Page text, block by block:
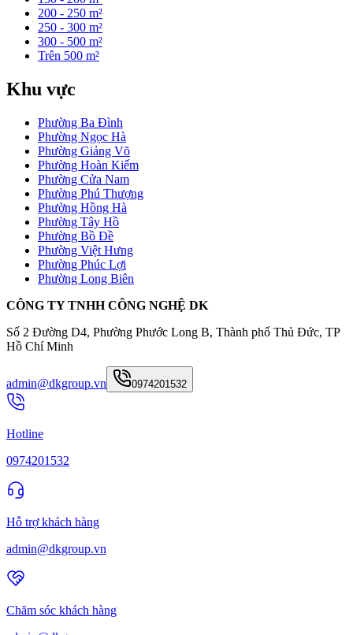
200 - 250 m²
250 - 300 m²
300 - 500 m²
Trên 500 m²
Khu vực
Phường Ba Đình
Phường Ngọc Hà
Phường Giảng Võ
Phường Hoàn Kiếm
Phường Cửa Nam
Phường Phú Thượng
Phường Hồng Hà
Phường Tây Hồ
Phường Bồ Đề
Phường Việt Hưng
Phường Phúc Lợi
Phường Long Biên
CÔNG TY TNHH CÔNG NGHỆ DK
Số 2 Đường D4, Phường Phước Long B, Thành phố Thủ Đức, TP
Hồ Chí Minh
admin@dkgroup.vn 0974201532
Hotline
0974201532
Hỗ trợ khách hàng
admin@dkgroup.vn
Chăm sóc khách hàng